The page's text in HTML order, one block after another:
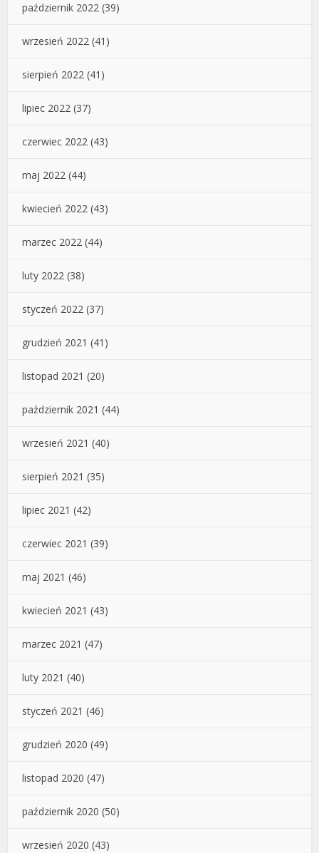
październik 2022 (39)
wrzesień 2022 (41)
sierpień 2022 (41)
lipiec 2022 (37)
czerwiec 2022 (43)
maj 2022 (44)
kwiecień 2022 (43)
marzec 2022 (44)
luty 2022 (38)
styczeń 2022 (37)
grudzień 2021 (41)
listopad 2021 (20)
październik 2021 (44)
wrzesień 2021 (40)
sierpień 2021 (35)
lipiec 2021 (42)
czerwiec 2021 (39)
maj 2021 (46)
kwiecień 2021 (43)
marzec 2021 (47)
luty 2021 (40)
styczeń 2021 (46)
grudzień 2020 (49)
listopad 2020 (47)
październik 2020 (50)
wrzesień 2020 (43)